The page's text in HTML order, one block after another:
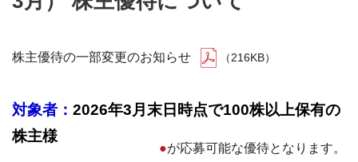
株主優待の一部変更のお知らせ （216KB）
対象者： 2026年3月末日時点で100株以上保有の
株主様
●が応募可能な優待となります。